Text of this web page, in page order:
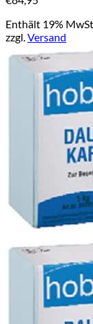
Enthält 19%
zzgl.Versand